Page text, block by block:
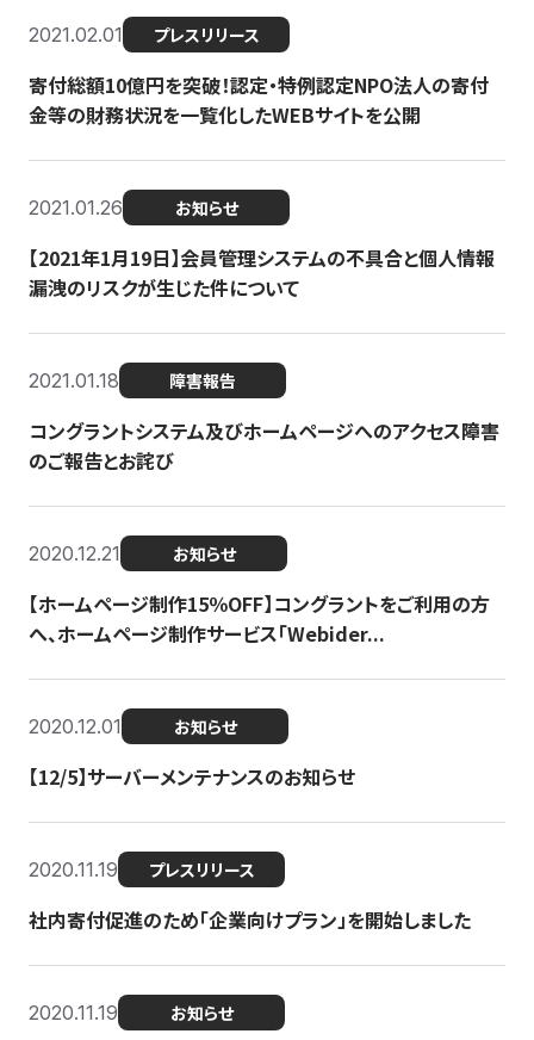
2021.02.01 プレスリリース
寄付総額10億円を突破！認定・特例認定NPO法人の寄付
金等の財務状況を一覧化したWEBサイトを公開
2021.01.26 お知らせ
【2021年1月19日】会員管理システムの不具合と個人情報
漏洩のリスクが生じた件について
2021.01.18 障害報告
コングラントシステム及びホームページへのアクセス障害
のご報告とお詫び
2020.12.21 お知らせ
【ホームページ制作15％OFF】コングラントをご利用の方
へ、ホームページ制作サービス「Webider...
2020.12.01 お知らせ
【12/5】サーバーメンテナンスのお知らせ
2020.11.19 プレスリリース
社内寄付促進のため「企業向けプラン」を開始しました
2020.11.19 お知らせ